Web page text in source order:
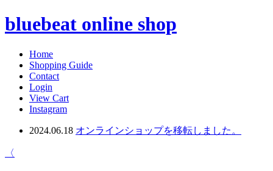
bluebeat online shop
Home
Shopping Guide
Contact
Login
View Cart
Instagram
2024.06.18 オンラインショップを移転しました。
〈